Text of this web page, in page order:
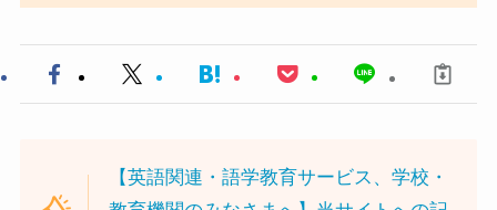
【英語関連・語学教育サービス、学校・